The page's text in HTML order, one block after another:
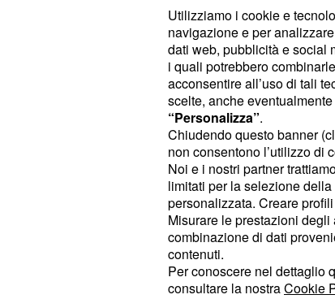
Su Sky Sport 2
La partita di basket Italia-
trasmessa in esclusiva in
ore 17.30. L'emittente
Campionati Europei di
vederli deve essere
sono altre vie, dal momento
deciso di puntare su altro e
partita della Nazionale. Un
che vedono il quintetto
carta. Anche se il match
giusto entusiasmo ad una
Utilizziamo i cookie e
navigazione e per
dati web, pubblicità e social
i quali potrebbero
acconsentire all’uso di tali
scelte, anche
“Personalizza”.
Chiudendo questo banner
non consentono l’utilizzo di
Noi e i nostri partner
limitati per la selezione
personalizzata. Creare
Misurare le prestazioni
combinazione di dati
contenuti.
Per conoscere nel dettaglio
consultare la nostraCookie